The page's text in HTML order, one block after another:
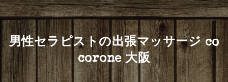
男性セラピストの出張マッサージ co
corone 大阪